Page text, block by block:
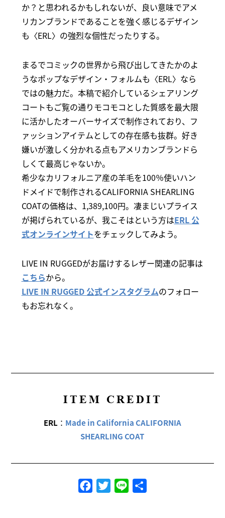
か？と思われるかもしれないが、良い意味でアメ
リカンブランドであることを強く感じるデザイン
も〈ERL〉の強烈な個性だったりする。
まるでコミックの世界から飛び出してきたかのよ
うなポップなデザイン・フォルムも〈ERL〉なら
ではの魅力だ。本稿で紹介しているシェアリング
コートもご覧の通りモコモコとした質感を最大限
に活かしたオーバーサイズで制作されており、フ
ァッションアイテムとしての存在感も抜群。好き
嫌いが激しく分かれる点もアメリカンブランドら
しくて最高じゃないか。
希少なカリフォルニア産の羊毛を100％使いハン
ドメイドで制作されるCALIFORNIA SHEARLING
COATの価格は、1,389,100円。凄まじいプライス
が掲げられているが、我こそはという方はERL 公
式オンラインサイトをチェックしてみよう。
LIVE IN RUGGEDがお届けするレザー関連の記事は
こちらから。
LIVE IN RUGGED 公式インスタグラムのフォロー
もお忘れなく。
ITEM CREDIT
ERL ： Made in California CALIFORNIA
SHEARLING COAT
FacebookTwitterLine